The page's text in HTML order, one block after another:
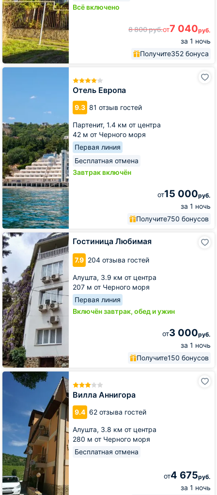
Всё включено
8 800руб.от7 040руб.
за 1 ночь
Получите352 бонуса
Отель Европа
9.3 81 отзыв гостей
Партенит, 1.4 км от центра
42 м от Черного моря
Первая линия
Бесплатная отмена
Завтрак включён
от15 000руб.
за 1 ночь
Получите750 бонусов
Отель
Гостиница Любимая
7.9 204 отзыва гостей
Алушта, 3.9 км от центра
207 м от Черного моря
Первая линия
Включён завтрак, обед и ужин
от3 000руб.
за 1 ночь
Получите150 бонусов
Гостиница
Любимая
Вилла Аннигора
9.4 62 отзыва гостей
Алушта, 3.8 км от центра
280 м от Черного моря
Бесплатная отмена
от4 675руб.
за 1 ночь
Вилла
Аннигора